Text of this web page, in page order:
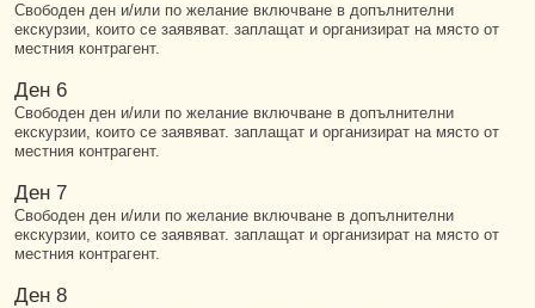
Свободен ден и/или по желание включване в допълнителни
екскурзии, които се заявяват. заплащат и организират на място от
местния контрагент.
Ден 6
Свободен ден и/или по желание включване в допълнителни
екскурзии, които се заявяват. заплащат и организират на място от
местния контрагент.
Ден 7
Свободен ден и/или по желание включване в допълнителни
екскурзии, които се заявяват. заплащат и организират на място от
местния контрагент.
Ден 8